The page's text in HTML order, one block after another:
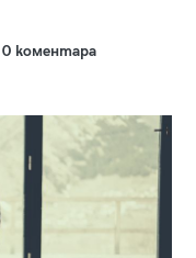
0 коментара